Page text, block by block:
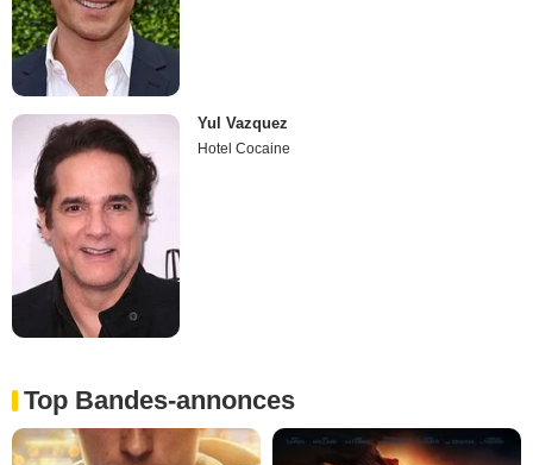
Yul Vazquez
Hotel Cocaine
Top Bandes-annonces